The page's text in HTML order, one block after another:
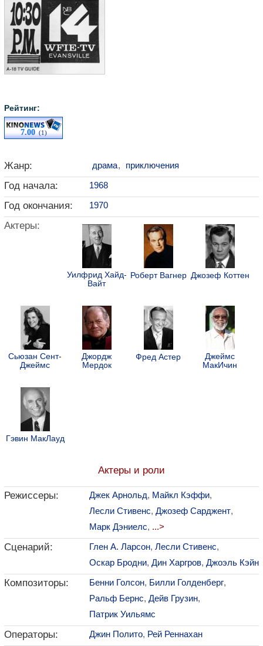
Рейтинг:
7.00(1)
Жанр: драма, приключения
Год начала: 1968
Год окончания: 1970
Актеры:
Уилфрид Хайд-
Вайт
Роберт Вагнер Джозеф Коттен
Сьюзан Сент-
Джеймс
Джордж
Мердок
Фред Астер
Джеймс
МакИчин
Гэвин МакЛауд
Актеры и роли
Режиссеры: Джек Арнольд, Майкл Кэффи,
Лесли Стивенс, Джозеф Сарджент,
Марк Дэниелс, ...>
Сценарий: Глен А. Ларсон, Лесли Стивенс,
Оскар Бродни, Дин Харгров, Джоэль Кэйн
Композиторы: Бенни Голсон, Билли Голденберг,
Ральф Бернс, Дейв Грузин,
Патрик Уильямс
Операторы: Джин Полито, Рей Реннахан